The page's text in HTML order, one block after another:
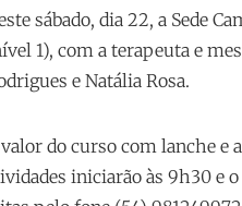
sábado, dia 22, a Sede
1), com a terapeuta e
e Natália Rosa.
do curso com lanche e
iniciarão às 9h30 e